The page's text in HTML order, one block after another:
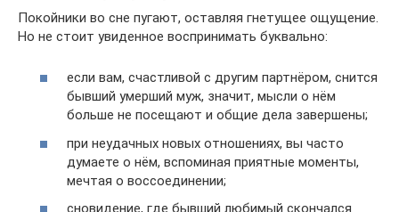
Покойники во сне пугают, оставляя гнетущее ощущение.
Но не стоит увиденное воспринимать буквально:
если вам, счастливой с другим партнёром, снится
бывший умерший муж, значит, мысли о нём
больше не посещают и общие дела завершены;
при неудачных новых отношениях, вы часто
думаете о нём, вспоминая приятные моменты,
мечтая о воссоединении;
сновидение, где бывший любимый скончался